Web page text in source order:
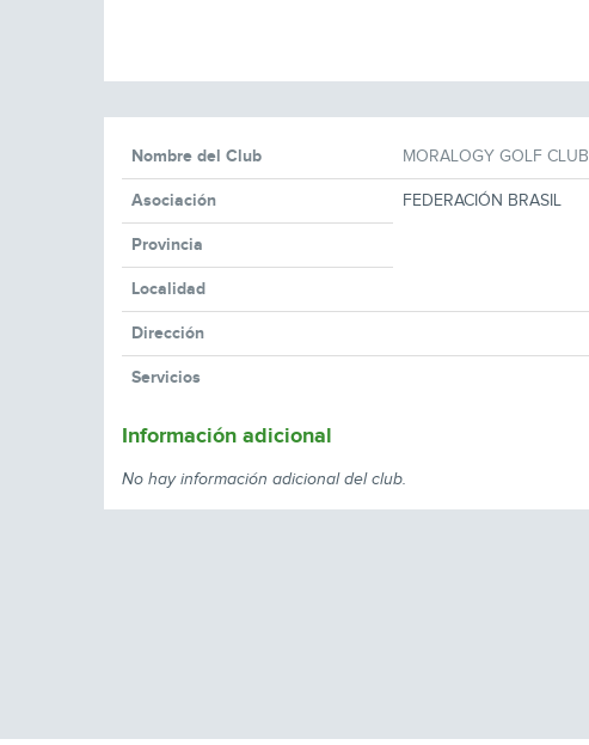
Nombre del Club MORALOGY GOLF CLUB
Asociación FEDERACIÓN BRASIL
Provincia
Localidad
Dirección
Servicios
Información adicional
No hay información adicional del club.